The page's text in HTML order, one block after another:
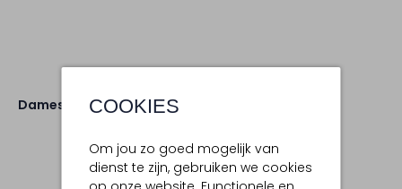
COOKIES
Om jou zo goed mogelijk van
dienst te zijn, gebruiken we cookies
Dames Schoenen